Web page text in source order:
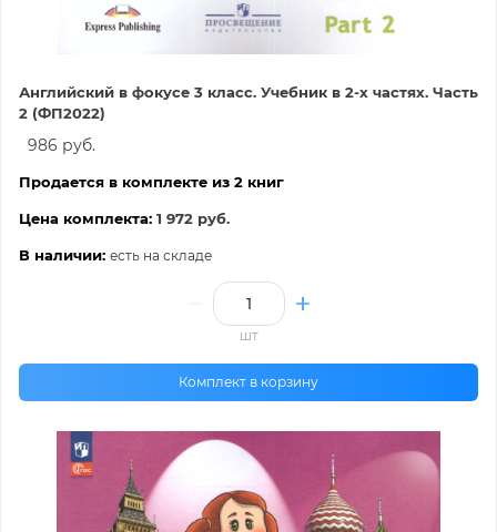
Английский в фокусе 3 класс. Учебник в 2-х частях. Часть
2 (ФП2022)
986 руб.
Продается в комплекте из 2 книг
Цена комплекта: 1 972 руб.
В наличии: есть на складе
шт
Комплект в корзину